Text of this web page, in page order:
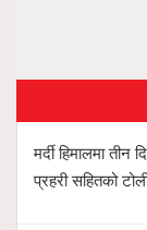
मर्दी हिमालमा
प्रहरी सहितको